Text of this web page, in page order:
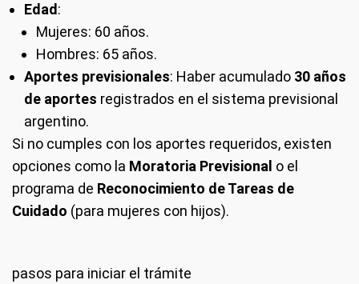
Edad :
Mujeres: 60 años.
Hombres: 65 años.
Aportes previsionales: Haber acumulado 30 años
de aportes registrados en el sistema previsional
argentino.
Si no cumples con los aportes requeridos, existen
opciones como la Moratoria Previsional o el
programa de Reconocimiento de Tareas de
Cuidado (para mujeres con hijos).
pasos para iniciar el trámite